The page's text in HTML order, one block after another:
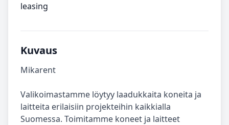
leasing
Kuvaus
Mikarent
Valikoimastamme löytyy laadukkaita koneita ja
laitteita erilaisiin projekteihin kaikkialla
Suomessa. Toimitamme koneet ja laitteet